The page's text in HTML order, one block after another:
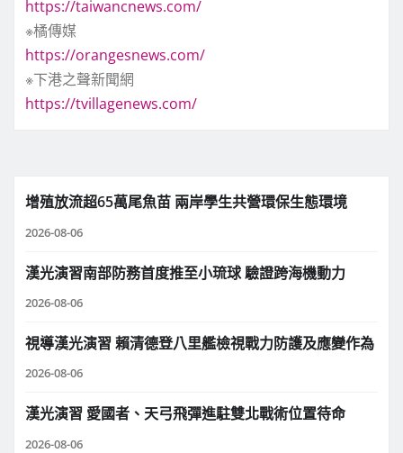
https://taiwancnews.com/
※橘傳媒
https://orangesnews.com/
※下港之聲新聞網
https://tvillagenews.com/
增殖放流超65萬尾魚苗 兩岸學生共營環保生態環境
2026-08-06
漢光演習南部防務首度推至小琉球 驗證跨海機動力
2026-08-06
視導漢光演習 賴清德登八里艦檢視戰力防護及應變作為
2026-08-06
漢光演習 愛國者、天弓飛彈進駐雙北戰術位置待命
2026-08-06